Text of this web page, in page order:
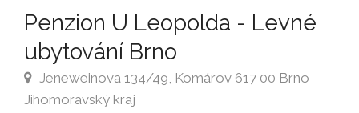
Penzion U Leopolda - Levné
ubytování Brno
Jeneweinova 134/49, Komárov 617 00 Brno
Jihomoravský kraj